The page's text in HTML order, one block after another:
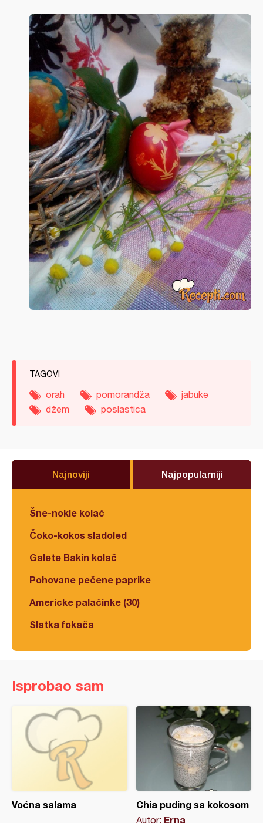
TAGOVI
orah pomorandža
jabuke
džem
poslastica
Najnoviji Najpopularniji
Šne-nokle kolač
Čoko-kokos sladoled
Galete Bakin kolač
Pohovane pečene paprike
Americke palačinke (30)
Slatka fokača
Isprobao sam
Voćna salama Chia puding sa kokosom
Autor: Erna